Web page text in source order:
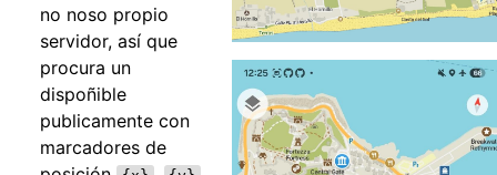
no noso propio
servidor, así que
procura un
dispoñible
publicamente con
marcadores de